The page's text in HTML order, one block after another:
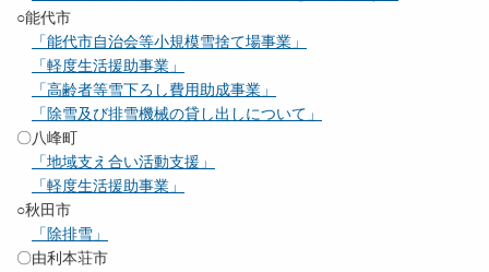
○能代市
「能代市自治会等小規模雪捨て場事業」
「軽度生活援助事業」
「高齢者等雪下ろし費用助成事業」
「除雪及び排雪機械の貸し出しについて」
〇八峰町
「地域支え合い活動支援」
「軽度生活援助事業」
○秋田市
「除排雪」
〇由利本荘市